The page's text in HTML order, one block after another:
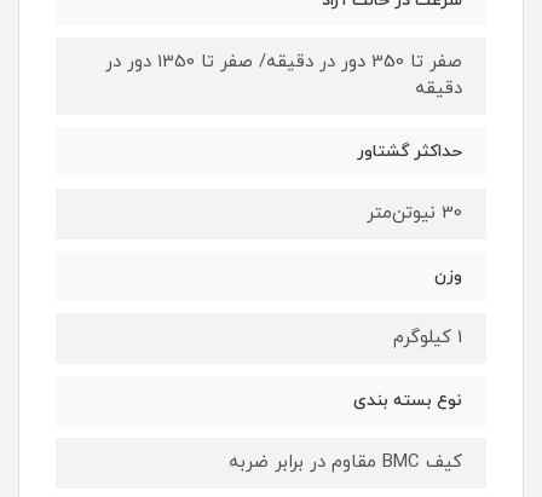
صفر تا 350 دور در دقیقه/ صفر تا 1350 دور در
دقیقه
حداکثر گشتاور
30 نیوتن‌متر
وزن
1 کیلوگرم
نوع بسته ‌بندی
کیف BMC مقاوم در برابر ضربه